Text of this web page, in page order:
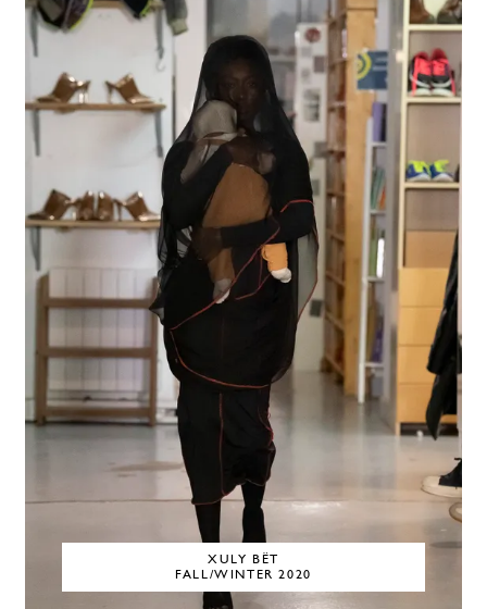
XULY BËT
FALL/WINTER 2020